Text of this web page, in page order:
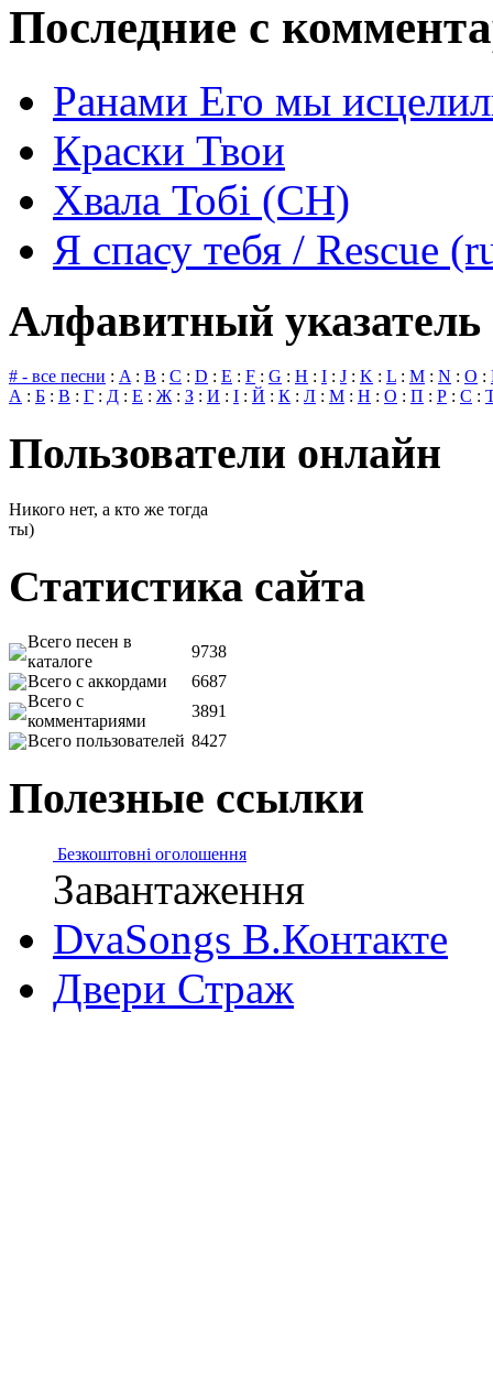
Последние с
Ранами Его мы
Краски Твои
Хвала Тобі (СН)
Я спасу тебя / Rescue
Алфавитный указатель
# - все песни : A : B : C : D : E : F : G : H : I : J : K : L : M : N : O :
А : Б : В : Г : Д : Е : Ж : З : И : І : Й : К : Л : М : Н : О : П : Р : С :
Пользователи онлайн
Никого нет, а кто же тогда
ты)
Статистика сайта
Всего песен в
каталоге
9738
Всего с аккордами
6687
Всего с
комментариями
3891
Всего пользователей 8427
Полезные ссылки
Безкоштовні оголошення
Завантаження
DvaSongs В.Контакте
Двери Страж